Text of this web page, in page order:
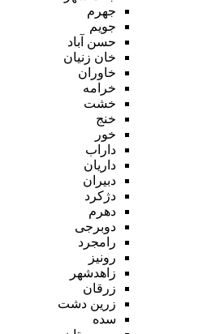
جهرم
جویم
حسن آباد
خان زنیان
خاوران
خرامه
خشت
خنج
خور
داراب
داریان
دبیران
دژکرد
دهرم
دوبرجی
رامجرد
رونیز
زاهدشهر
زرقان
زرین دشت
سده